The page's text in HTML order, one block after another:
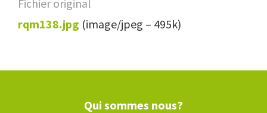
Fichier original
rqm138.jpg (image/jpeg – 495k)
Qui sommes nous?